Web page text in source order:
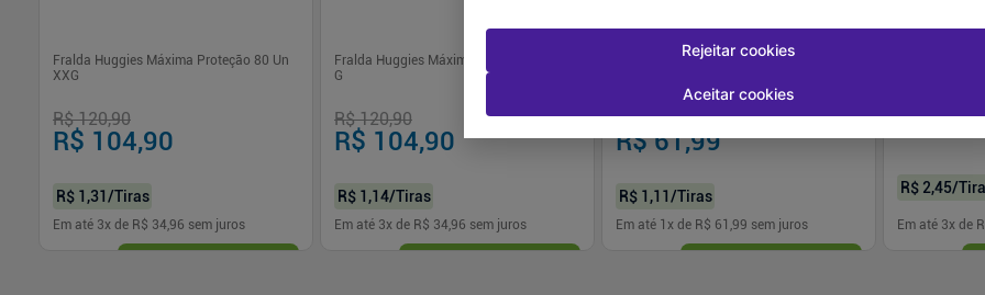
Rejeitar cookies
Aceitar cookies
Fralda Huggies Máxima Proteção 80 Un
XXG
R$ 120,90
R$ 104,90
R$ 1,31/Tiras
Em até 3x de R$ 34,96 sem juros
Fralda Huggies Máxima Proteção 92 Un
G
R$ 120,90
R$ 104,90
R$ 1,14/Tiras
Em até 3x de R$ 34,96 sem juros
Fralda Mini Moon Magic Sec Mega 56 Un
R$ 71,99
R$ 61,99
R$ 1,11/Tiras
Em até 1 x de R$ 61,99 sem juros
Fralda Pants
R$
R$ 2,45/
Em até 3x de